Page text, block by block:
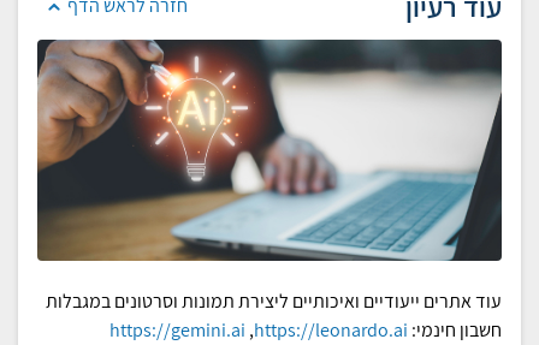
חזרה לראש הדף
עוד אתרים ייעודיים ואיכותיים ליצירת תמונות וסרטונים במגבלות
חשבון חינמי:
https://gemini.ai ,https://leonardo.ai